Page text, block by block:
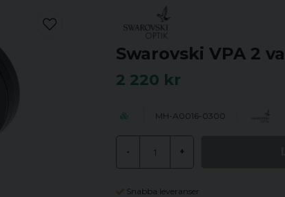
Swarovski VPA 2
2 220 kr
MH-A0016-0300
- +
Snabba leveranser